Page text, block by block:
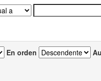
En orden